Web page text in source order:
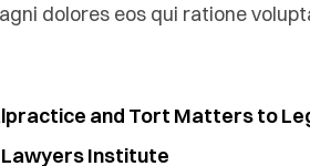
dolores eos qui ratione
and Tort Matters to
Institute